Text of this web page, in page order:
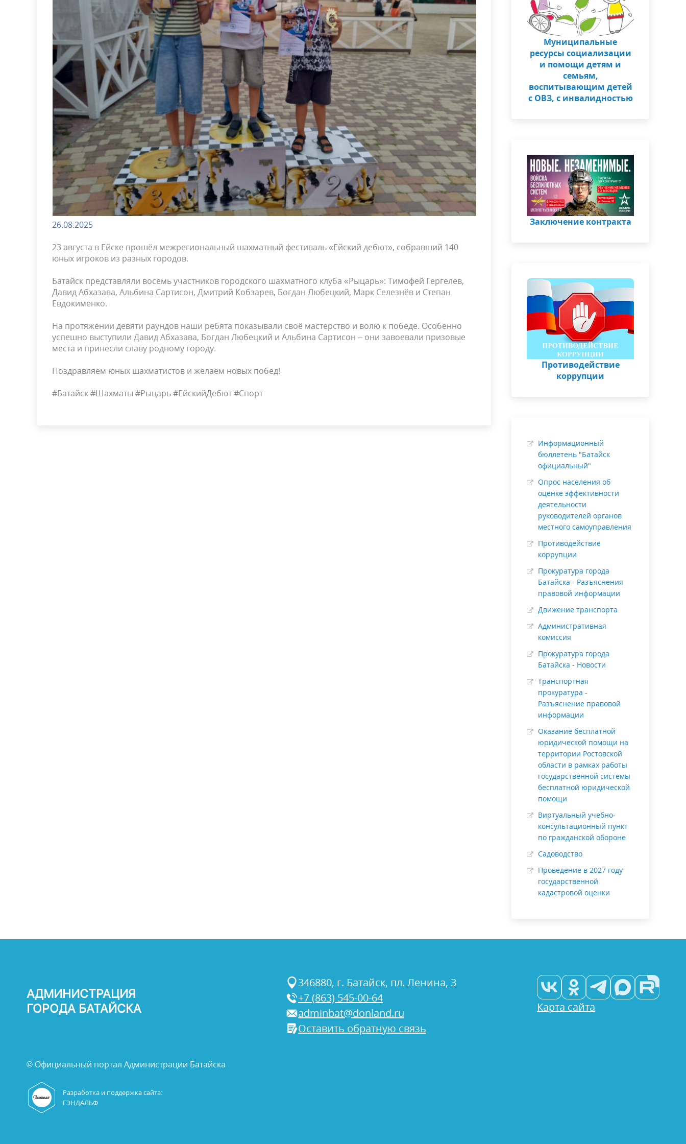
26.08.2025
23 августа в Ейске прошёл межрегиональный шахматный фестиваль «Ейский дебют», собравший 140
юных игроков из разных городов.
Батайск представляли восемь участников городского шахматного клуба «Рыцарь»: Тимофей Гергелев,
Давид Абхазава, Альбина Сартисон, Дмитрий Кобзарев, Богдан Любецкий, Марк Селезнёв и Степан
Евдокименко.
На протяжении девяти раундов наши ребята показывали своё мастерство и волю к победе. Особенно
успешно выступили Давид Абхазава, Богдан Любецкий и Альбина Сартисон – они завоевали призовые
места и принесли славу родному городу.
Поздравляем юных шахматистов и желаем новых побед!
#Батайск #Шахматы #Рыцарь #ЕйскийДебют #Спорт
Муниципальные
ресурсы социализации
и помощи детям и
семьям,
воспитывающим детей
с ОВЗ, с инвалидностью
Заключение контракта
Противодействие
коррупции
Информационный
бюллетень "Батайск
официальный"
Опрос населения об
оценке эффективности
деятельности
руководителей органов
местного самоуправления
Противодействие
коррупции
Прокуратура города
Батайска - Разъяснения
правовой информации
Движение транспорта
Административная
комиссия
Прокуратура города
Батайска - Новости
Транспортная
прокуратура -
Разъяснение правовой
информации
Оказание бесплатной
юридической помощи на
территории Ростовской
области в рамках работы
государственной системы
бесплатной юридической
помощи
Виртуальный учебно-
консультационный пункт
по гражданской обороне
Садоводство
Проведение в 2027 году
государственной
кадастровой оценки
АДМИНИСТРАЦИЯ
ГОРОДА БАТАЙСКА
346880, г. Батайск, пл. Ленина, 3
+7 (863) 545-00-64
adminbat@donland.ru
Оставить обратную связь
Карта сайта
© Официальный портал Администрации Батайска
Разработка и поддержка сайта:
ГЭНДАЛЬФ